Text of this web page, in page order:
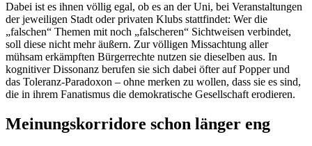
Dabei ist es ihnen völlig egal, ob es an der Uni, bei Veranstaltungen
der jeweiligen Stadt oder privaten Klubs stattfindet: Wer die
„falschen“ Themen mit noch „falscheren“ Sichtweisen verbindet,
soll diese nicht mehr äußern. Zur völligen Missachtung aller
mühsam erkämpften Bürgerrechte nutzen sie dieselben aus. In
kognitiver Dissonanz berufen sie sich dabei öfter auf Popper und
das Toleranz-Paradoxon – ohne merken zu wollen, dass sie es sind,
die in ihrem Fanatismus die demokratische Gesellschaft erodieren.
Meinungskorridore schon länger eng